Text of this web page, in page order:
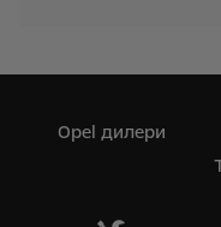
Opel дилери